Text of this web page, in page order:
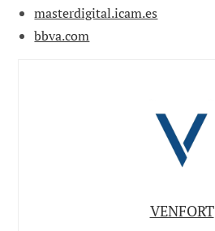
masterdigital.icam.es
bbva.com
VENFORT